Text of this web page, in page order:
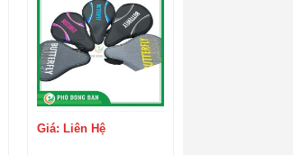
Giá: Liên Hệ